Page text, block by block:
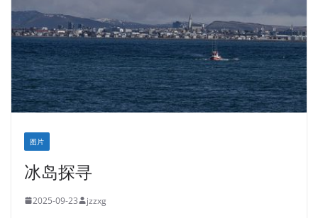
图片
冰岛探寻
2025-09-23 jzzxg